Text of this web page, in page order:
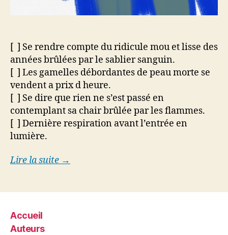
[ ] Se rendre compte du ridicule mou et lisse des
années brûlées par le sablier sanguin.
[ ] Les gamelles débordantes de peau morte se
vendent a prix d heure.
[ ] Se dire que rien ne s’est passé en
contemplant sa chair brûlée par les flammes.
[ ] Dernière respiration avant l’entrée en
lumière.
Lire la suite →
Accueil
Auteurs